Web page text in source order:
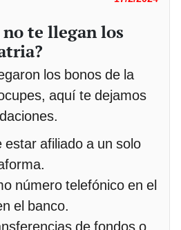
no te llegan los
los bonos de la
aquí te dejamos
estar afiliado a un solo
número telefónico en el
el banco.
de fondos o